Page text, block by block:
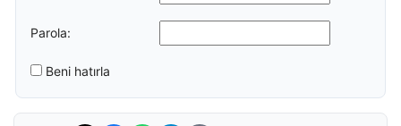
Parola:
Beni hatırla